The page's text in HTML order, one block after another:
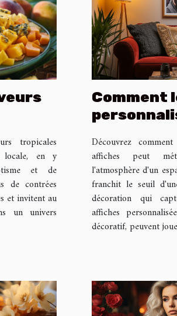
tropicales
locale, en y
et de
de contrées
et invitent au
un univers
Comment
l'identité
Découvrez
affiches peut
l'atmosphère d'un
franchit le seuil
décoration qui
affiches
décoratif, peuvent